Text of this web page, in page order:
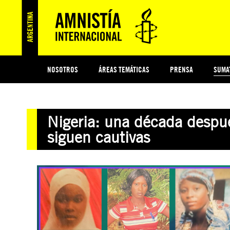
NOSOTROS ÁREAS TEMÁTICAS PRENSA
PREGUNTAS FRECUENTES
Nigeria: una década
siguen cautivas